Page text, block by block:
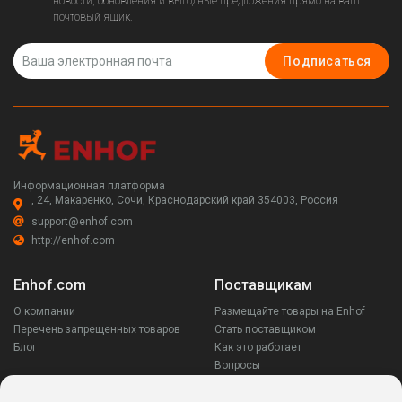
почтовый ящик.
Подписаться
Информационная платформа
, 24, Макаренко, Сочи, Краснодарский край 354003, Россия
support@enhof.com
http://enhof.com
Enhof.com
О компании
Перечень запрещенных товаров
Блог
Поставщикам
Размещайте товары на Enhof
Стать поставщиком
Как это работает
Вопросы